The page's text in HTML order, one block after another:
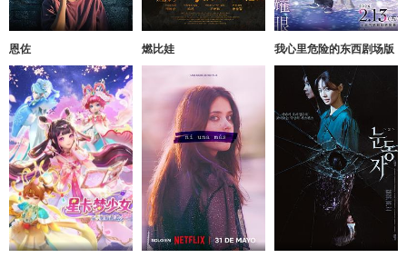
恩佐 燃比娃 我心里危险的东西剧场版